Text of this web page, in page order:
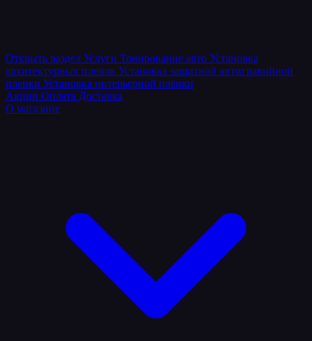
Открыть раздел Услуги Тонирование авто Установка
архитектурных пленок Установка защитной антигравийной
пленки Установка интерьерной пленки
Акции Оплата Доставка
О магазине